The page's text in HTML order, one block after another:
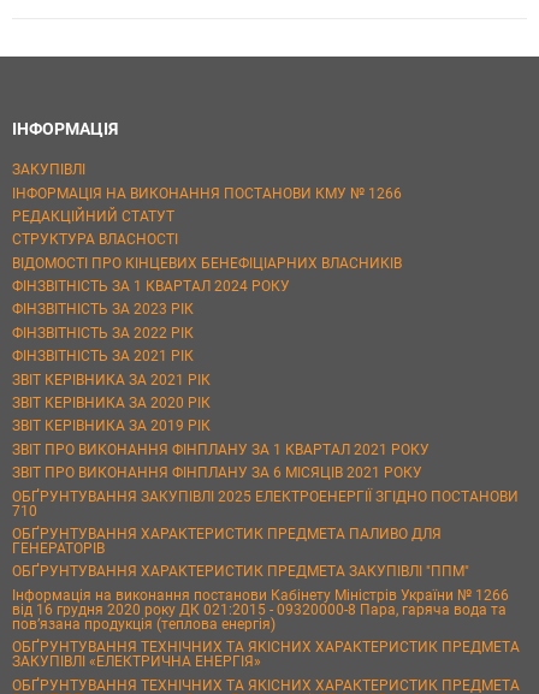
ІНФОРМАЦІЯ
ЗАКУПІВЛІ
ІНФОРМАЦІЯ НА ВИКОНАННЯ ПОСТАНОВИ КМУ № 1266
РЕДАКЦІЙНИЙ СТАТУТ
СТРУКТУРА ВЛАСНОСТІ
ВІДОМОСТІ ПРО КІНЦЕВИХ БЕНЕФІЦІАРНИХ ВЛАСНИКІВ
ФІНЗВІТНІСТЬ ЗА 1 КВАРТАЛ 2024 РОКУ
ФІНЗВІТНІСТЬ ЗА 2023 РІК
ФІНЗВІТНІСТЬ ЗА 2022 РІК
ФІНЗВІТНІСТЬ ЗА 2021 РІК
ЗВІТ КЕРІВНИКА ЗА 2021 РІК
ЗВІТ КЕРІВНИКА ЗА 2020 РІК
ЗВІТ КЕРІВНИКА ЗА 2019 РІК
ЗВІТ ПРО ВИКОНАННЯ ФІНПЛАНУ ЗА 1 КВАРТАЛ 2021 РОКУ
ЗВІТ ПРО ВИКОНАННЯ ФІНПЛАНУ ЗА 6 МІСЯЦІВ 2021 РОКУ
ОБҐРУНТУВАННЯ ЗАКУПІВЛІ 2025 ЕЛЕКТРОЕНЕРГІЇ ЗГІДНО ПОСТАНОВИ
710
ОБҐРУНТУВАННЯ ХАРАКТЕРИСТИК ПРЕДМЕТА ПАЛИВО ДЛЯ
ГЕНЕРАТОРІВ
ОБҐРУНТУВАННЯ ХАРАКТЕРИСТИК ПРЕДМЕТА ЗАКУПІВЛІ "ППМ"
Інформація на виконання постанови Кабінету Міністрів України № 1266
від 16 грудня 2020 року ДК 021:2015 - 09320000-8 Пара, гаряча вода та
пов’язана продукція (теплова енергія)
ОБҐРУНТУВАННЯ ТЕХНІЧНИХ ТА ЯКІСНИХ ХАРАКТЕРИСТИК ПРЕДМЕТА
ЗАКУПІВЛІ «ЕЛЕКТРИЧНА ЕНЕРГІЯ»
ОБҐРУНТУВАННЯ ТЕХНІЧНИХ ТА ЯКІСНИХ ХАРАКТЕРИСТИК ПРЕДМЕТА